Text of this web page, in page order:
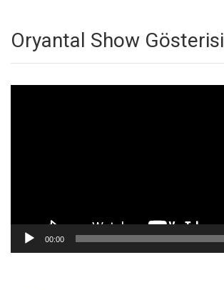
Oryantal Show Gösterisi
00:00